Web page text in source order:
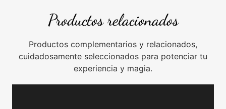
Productos relacionados
Productos complementarios y relacionados,
cuidadosamente seleccionados para potenciar tu
experiencia y magia.